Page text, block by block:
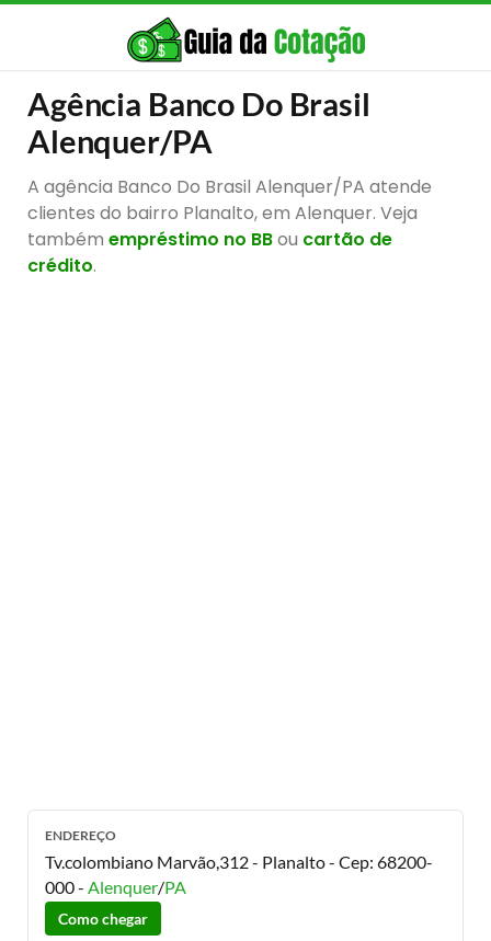
Agência Banco Do Brasil
Alenquer/PA
A agência Banco Do Brasil Alenquer/PA atende
clientes do bairro Planalto, em Alenquer. Veja
também empréstimo no BBou cartão de
crédito.
ENDEREÇO
Tv.colombiano Marvão,312 - Planalto- Cep: 68200-
000- Alenquer/PA
Como chegar